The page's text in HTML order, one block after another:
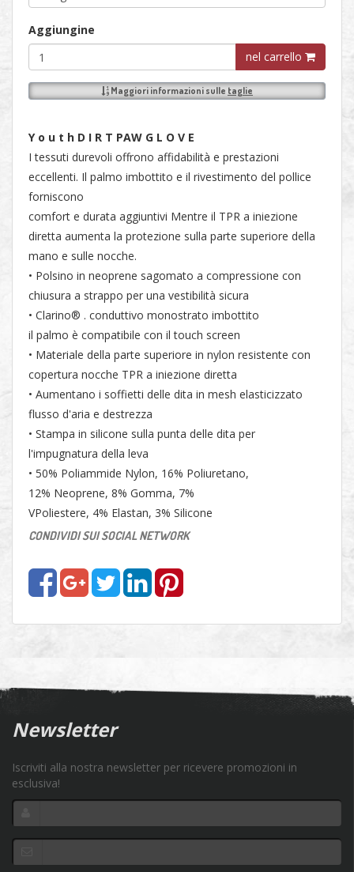
Aggiungine
nel carrello
Maggiori informazioni sulle taglie
Y o u t h D I R T PAW G L O V E
I tessuti durevoli offrono affidabilità e prestazioni
eccellenti. Il palmo imbottito e il rivestimento del pollice
forniscono
comfort e durata aggiuntivi Mentre il TPR a iniezione
diretta aumenta la protezione sulla parte superiore della
mano e sulle nocche.
• Polsino in neoprene sagomato a compressione con
chiusura a strappo per una vestibilità sicura
• Clarino® . conduttivo monostrato imbottito
il palmo è compatibile con il touch screen
• Materiale della parte superiore in nylon resistente con
copertura nocche TPR a iniezione diretta
• Aumentano i soffietti delle dita in mesh elasticizzato
flusso d'aria e destrezza
• Stampa in silicone sulla punta delle dita per
l'impugnatura della leva
• 50% Poliammide Nylon, 16% Poliuretano,
12% Neoprene, 8% Gomma, 7%
VPoliestere, 4% Elastan, 3% Silicone
CONDIVIDI SUI SOCIAL NETWORK
Newsletter
Iscriviti alla nostra newsletter per ricevere promozioni in
esclusiva!